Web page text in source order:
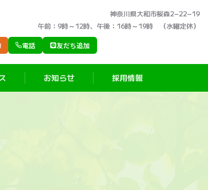
神奈川県大和市桜森2−22−19
午前：9時～12時、午後：16時～19時 （水曜定休）
電話 友だち追加
お知らせ 採用情報